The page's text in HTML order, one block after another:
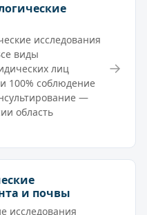
исследования
виды
лиц
100% соблюдение
—
область
→
и почвы
исследования